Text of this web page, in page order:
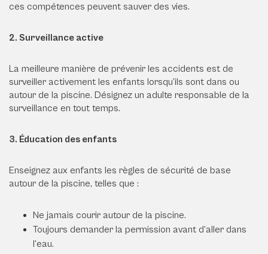
ces compétences peuvent sauver des vies.
2. Surveillance active
La meilleure manière de prévenir les accidents est de
surveiller activement les enfants lorsqu’ils sont dans ou
autour de la piscine. Désignez un adulte responsable de la
surveillance en tout temps.
3. Éducation des enfants
Enseignez aux enfants les règles de sécurité de base
autour de la piscine, telles que :
Ne jamais courir autour de la piscine.
Toujours demander la permission avant d’aller dans
l’eau.